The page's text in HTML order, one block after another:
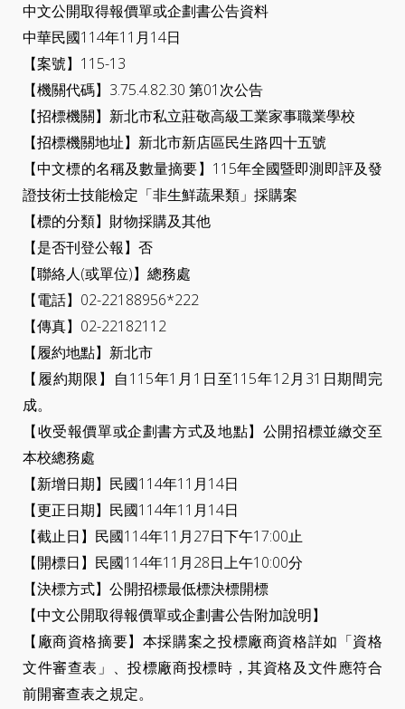
中文公開取得報價單或企劃書公告資料
中華民國114年11月14日
【案號】115-13
【機關代碼】3.75.4.82.30 第01次公告
【招標機關】新北市私立莊敬高級工業家事職業學校
【招標機關地址】新北市新店區民生路四十五號
【中文標的名稱及數量摘要】115年全國暨即測即評及發
證技術士技能檢定「非生鮮蔬果類」採購案
【標的分類】財物採購及其他
【是否刊登公報】否
【聯絡人(或單位)】總務處
【電話】02-22188956*222
【傳真】02-22182112
【履約地點】新北市
【履約期限】自115年1月1日至115年12月31日期間完
成。
【收受報價單或企劃書方式及地點】公開招標並繳交至
本校總務處
【新增日期】民國114年11月14日
【更正日期】民國114年11月14日
【截止日】民國114年11月27日下午17:00止
【開標日】民國114年11月28日上午10:00分
【決標方式】公開招標最低標決標開標
【中文公開取得報價單或企劃書公告附加說明】
【廠商資格摘要】本採購案之投標廠商資格詳如「資格
文件審查表」、投標廠商投標時，其資格及文件應符合
前開審查表之規定。